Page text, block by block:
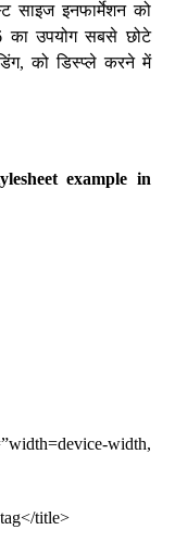
साइज इनफार्मेशन को
का उपयोग सबसे छोटे
को डिस्प्ले करने में
example in
width,
title>